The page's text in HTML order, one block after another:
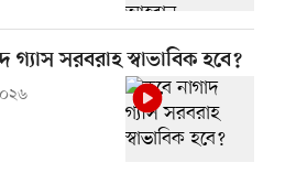
গ্যাস সরবরাহ স্বাভাবিক হবে?